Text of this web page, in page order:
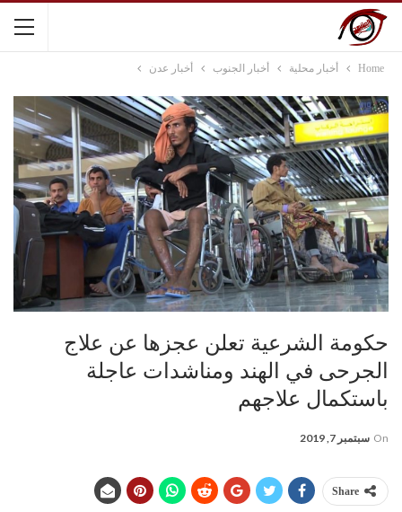
Home أخبار محلية أخبار الجنوب أخبار عدن
حكومة الشرعية تعلن عجزها عن علاج
الجرحى في الهند ومناشدات عاجلة
باستكمال علاجهم
On سبتمبر 7, 2019
Share